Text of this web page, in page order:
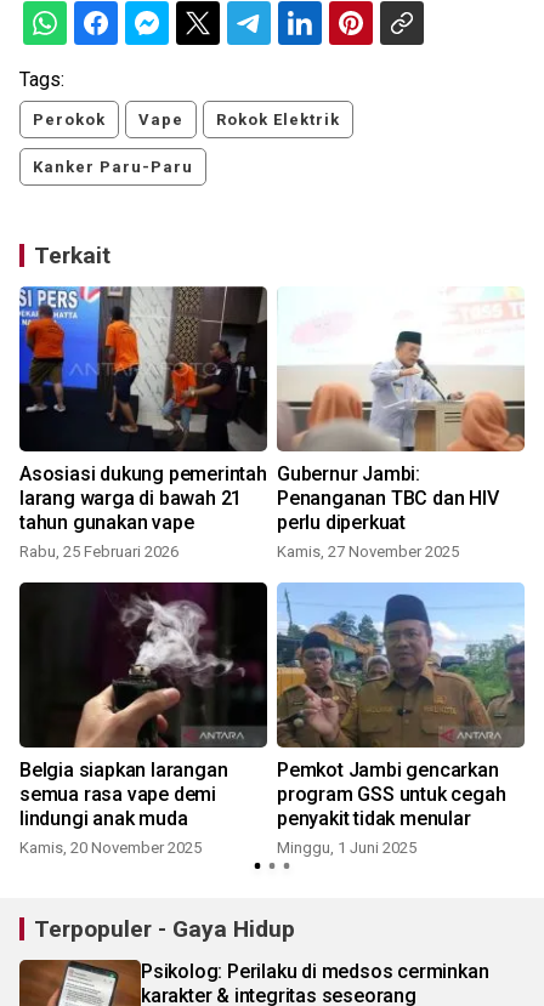
Tags:
Perokok Vape Rokok Elektrik
Kanker Paru-Paru
Terkait
Asosiasi dukung pemerintah
larang warga di bawah 21
tahun gunakan vape
Rabu, 25 Februari 2026
Gubernur Jambi:
Penanganan TBC dan HIV
perlu diperkuat
Kamis, 27 November 2025
Belgia siapkan larangan
semua rasa vape demi
lindungi anak muda
Kamis, 20 November 2025
Pemkot Jambi gencarkan
program GSS untuk cegah
penyakit tidak menular
Minggu, 1 Juni 2025
Terpopuler - Gaya Hidup
Psikolog: Perilaku di medsos cerminkan
karakter & integritas seseorang